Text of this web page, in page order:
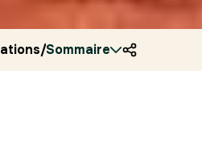
/Mexique/Ryocity
Sommaire